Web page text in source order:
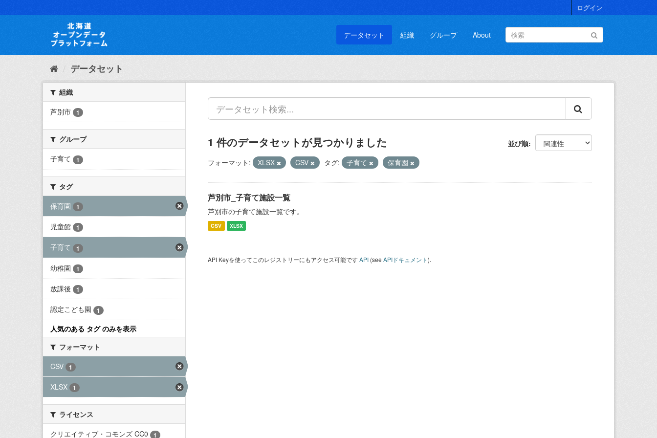
キ
て
ログイン
データセット 組織 グループ About
データセット
組織
芦別市
1
グループ
子育て
1
タグ
保育園
1
児童館 1
子育て 1
幼稚園 1
放課後 1
認定こども園 1
人気のある タグ のみを表示
フォーマット
CSV
1
XLSX 1
ライセンス
クリエイティブ・コモンズ CC0
1
並び順
1 件のデータセットが見つかりました
フォーマット: XLSX CSV タグ: 子育て 保育園
芦別市_子育て施設一覧
芦別市の子育て施設一覧です。
CSV XLSX
API Keyを使ってこのレジストリーにもアクセス可能ですAPI (see APIドキュメント).